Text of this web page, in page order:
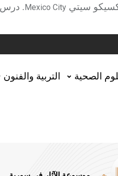
سيتي Mexico City. درس
الصحية التربية والفنون